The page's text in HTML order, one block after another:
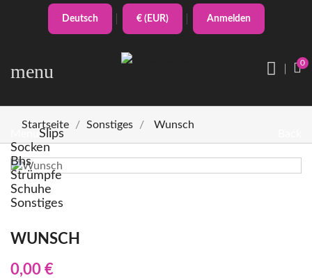
Deutsch € (EUR) Anmelden
menu 0
Slips
Socken
Bhs
Strümpfe
Schuhe
Sonstiges
Startseite Sonstiges Wunsch
WUNSCH
0,00 €